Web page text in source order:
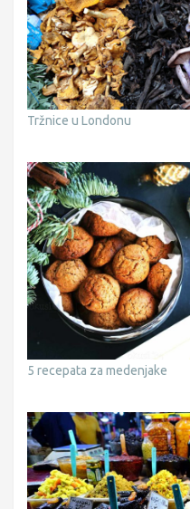
Tržnice u Londonu
5 recepata za medenjake